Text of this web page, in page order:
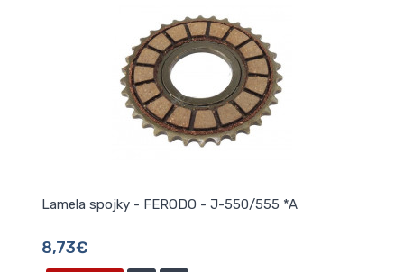
Lamela spojky - FERODO - J-550/555 *A
8,73€